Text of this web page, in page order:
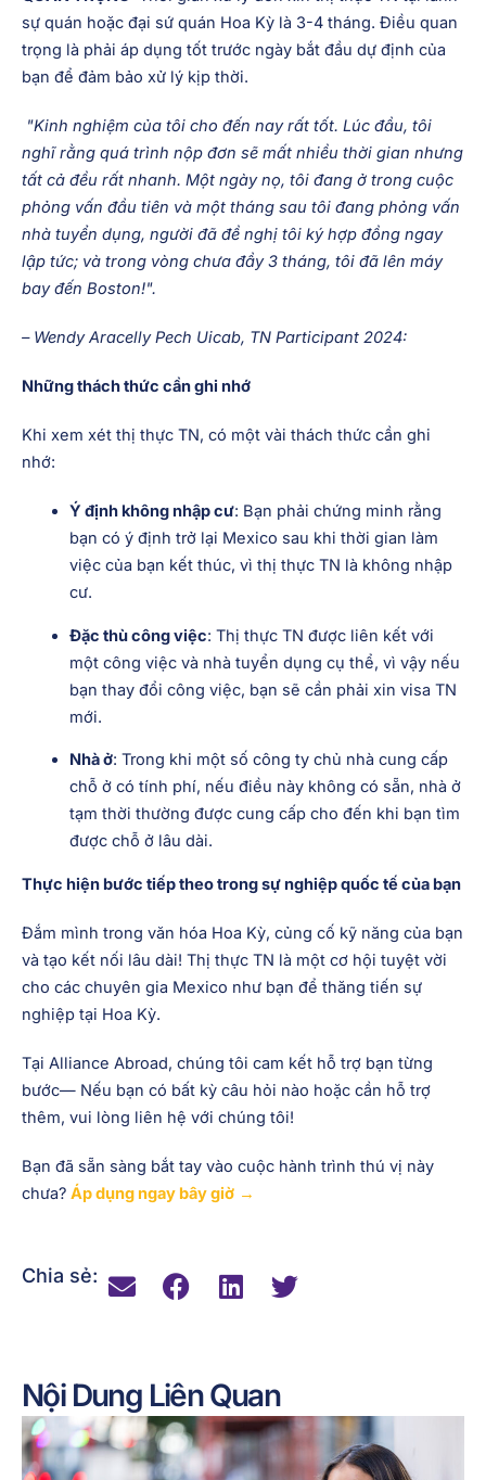
sự quán hoặc đại sứ quán Hoa Kỳ là 3-4 tháng. Điều quan
trọng là phải áp dụng tốt trước ngày bắt đầu dự định của
bạn để đảm bảo xử lý kịp thời.
"Kinh nghiệm của tôi cho đến nay rất tốt. Lúc đầu, tôi
nghĩ rằng quá trình nộp đơn sẽ mất nhiều thời gian nhưng
tất cả đều rất nhanh. Một ngày nọ, tôi đang ở trong cuộc
phỏng vấn đầu tiên và một tháng sau tôi đang phỏng vấn
nhà tuyển dụng, người đã đề nghị tôi ký hợp đồng ngay
lập tức; và trong vòng chưa đầy 3 tháng, tôi đã lên máy
bay đến Boston!".
– Wendy Aracelly Pech Uicab, TN Participant 2024:
Những thách thức cần ghi nhớ
Khi xem xét thị thực TN, có một vài thách thức cần ghi
nhớ:
Ý định không nhập cư: Bạn phải chứng minh rằng
bạn có ý định trở lại Mexico sau khi thời gian làm
việc của bạn kết thúc, vì thị thực TN là không nhập
cư.
Đặc thù công việc: Thị thực TN được liên kết với
một công việc và nhà tuyển dụng cụ thể, vì vậy nếu
bạn thay đổi công việc, bạn sẽ cần phải xin visa TN
mới.
Nhà ở: Trong khi một số công ty chủ nhà cung cấp
chỗ ở có tính phí, nếu điều này không có sẵn, nhà ở
tạm thời thường được cung cấp cho đến khi bạn tìm
được chỗ ở lâu dài.
Thực hiện bước tiếp theo trong sự nghiệp quốc tế của bạn
Đắm mình trong văn hóa Hoa Kỳ, củng cố kỹ năng của bạn
và tạo kết nối lâu dài! Thị thực TN là một cơ hội tuyệt vời
cho các chuyên gia Mexico như bạn để thăng tiến sự
nghiệp tại Hoa Kỳ.
Tại Alliance Abroad, chúng tôi cam kết hỗ trợ bạn từng
bước— Nếu bạn có bất kỳ câu hỏi nào hoặc cần hỗ trợ
thêm, vui lòng liên hệ với chúng tôi!
Bạn đã sẵn sàng bắt tay vào cuộc hành trình thú vị này
chưa? Áp dụng ngay bây giờ →
Chia sẻ:
Nội Dung Liên Quan